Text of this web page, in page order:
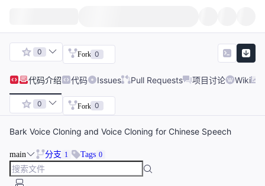
0 Fork 0
代码介绍 代码 Issues Pull Requests 项目讨论 Wiki
0 Fork 0
Bark Voice Cloning and Voice Cloning for Chinese Speech
main 分支 1 Tags 0